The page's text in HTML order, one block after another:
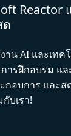
าน AI และเท
ารฝึกอบรม แ
กอบการ และ
บเรา!